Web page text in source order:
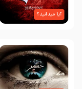
آیا میدانید؟